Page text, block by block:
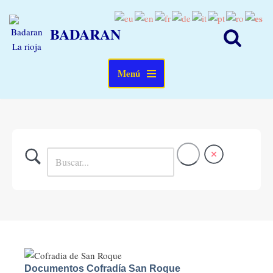
Saltar
al
BADARAN
Menú
Documentos Cofradía San Roque